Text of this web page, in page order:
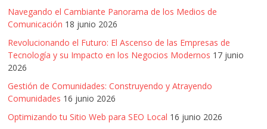
Navegando el Cambiante Panorama de los Medios de
Comunicación 18 junio 2026
Revolucionando el Futuro: El Ascenso de las Empresas de
Tecnología y su Impacto en los Negocios Modernos 17 junio
2026
Gestión de Comunidades: Construyendo y Atrayendo
Comunidades 16 junio 2026
Optimizando tu Sitio Web para SEO Local 16 junio 2026